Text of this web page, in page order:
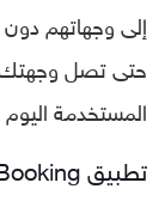
إلى وجهاتهم
حتى تصل وجهتك،
المستخدمة
تطبيق Booking